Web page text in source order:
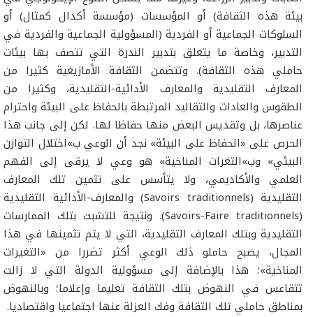
بيئة هذه الثقافة) أو المؤسسات (مؤسسة أكدال كمثال) أو
السلوكات الجماعية أو الفردية (المسؤولية الجماعية والفردية في
التدبير، وخاصة ما يتعلق بتدبير الندرة التي تتصف بها بيئات
حاملي هذه الثقافة). وتتضمن الثقافة الأمازيغية كثيرا من
المعارف التقليدية والمعارف الأدائية-التقليدية، وكثيرا من
الطقوس والعادات والتقاليد المرتبطة بالحفاظ على البيئة واحترام
عناصرها، بل وتقديس البعض منها حفاظا لها. لكن إلى جانب هذا
الحرص على «الحفاظ على البيئة» نجد أن الوعي ب»اختلال التوازن
البيئي» وب»التغرات المناخية» هو وعي لا يرقى إلى الفهم
العلمي والأكاديمي، ولا يتأسس على تثمين تلك المعارف
التقليدية (Savoirs traditionnels) والمعارف-الأدائية التقليدية
(Savoirs-Faire traditionnels). ونتيجة للتشبث بتلك الممارسات
التقليدية وبتلك المعارف التقليدية، التي لا يتم تثمينها في هذا
المجال، يصبح حاملو ذلك الوعي أكثر تضررا من «التغيرات
المناخية»؛ هذا بالإضافة إلى مسؤولية الدولة التي لا زالت
تتقاعس في النهوض بتلك الثقافة تعليما وإعلاما؛ وبالنهوض
بمناطق حاملي تلك الثقافة وفك العزلة عنها اجتماعيا واقتصاديا.